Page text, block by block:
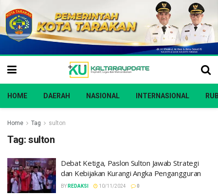
HOME DAERAH NASIONAL INTERNASIONAL
Home Tag sulton
Tag: sulton
Debat Ketiga, Paslon Sulton Jawab Strategi
dan Kebijakan Kurangi Angka Pengangguran
BY REDAKSI 10/11/2024 0